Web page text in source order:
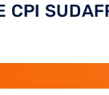
CPI